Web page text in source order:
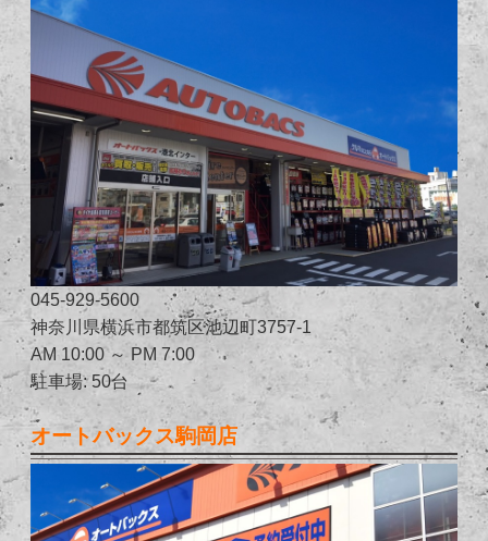
045-929-5600
神奈川県横浜市都筑区池辺町3757-1
AM 10:00 ～ PM 7:00
駐車場: 50台
オートバックス駒岡店